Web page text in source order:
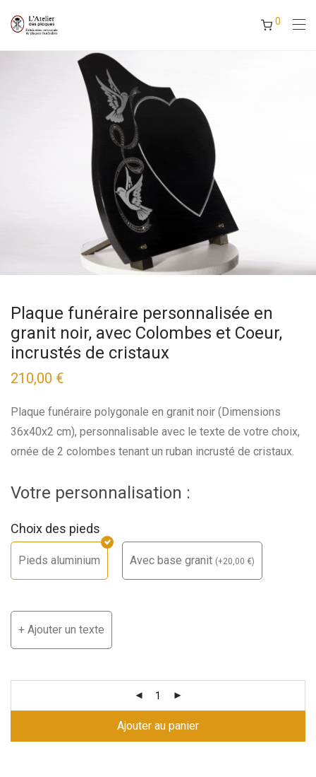
0
Plaque funéraire personnalisée en
granit noir, avec Colombes et Coeur,
incrustés de cristaux
210,00 €
Plaque funéraire polygonale en granit noir (Dimensions
36x40x2 cm), personnalisable avec le texte de votre choix,
ornée de 2 colombes tenant un ruban incrusté de cristaux.
Votre personnalisation :
Choix des pieds
Pieds aluminium Avec base granit (+20,00 €)
+ Ajouter un texte
Ajouter au panier